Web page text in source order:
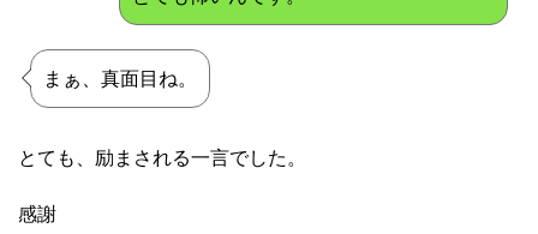
まぁ、真面目ね。
とても、励まされる一言でした。
感謝